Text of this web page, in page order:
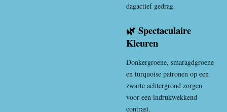
dagactief gedrag.
🌿 Spectaculaire
Kleuren
Donkergroene, smaragdgroene
en turquoise patronen op een
zwarte achtergrond zorgen
voor een indrukwekkend
contrast.